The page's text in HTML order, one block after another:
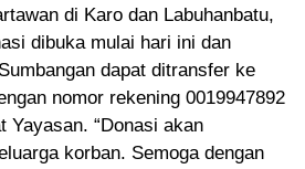
di Karo dan Labuhanbatu,
dibuka mulai hari ini dan
dapat ditransfer ke
nomor rekening 0019947892
Yayasan. “Donasi akan
korban. Semoga dengan